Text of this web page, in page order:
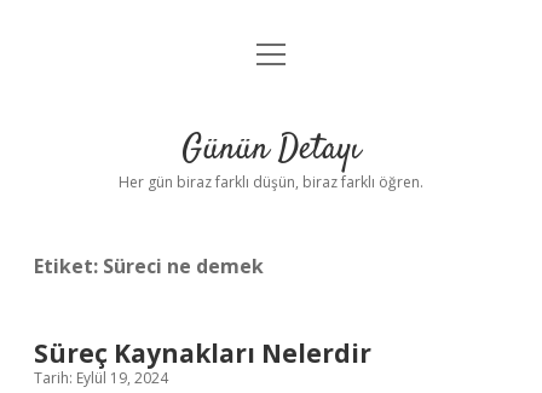
Anasayfa
Yasal Uyarı
menüyü
Günün Detayı
Her gün biraz farklı düşün, biraz farklı öğren.
Etiket: Süreci ne demek
Süreç Kaynakları Nelerdir
Tarih: Eylül 19, 2024